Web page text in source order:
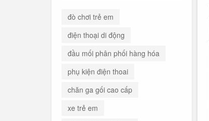
đò chơi trẻ em
điện thoại di động
đầu mối phân phối hàng hóa
phụ kiện điện thoai
chăn ga gối cao cấp
xe trẻ em